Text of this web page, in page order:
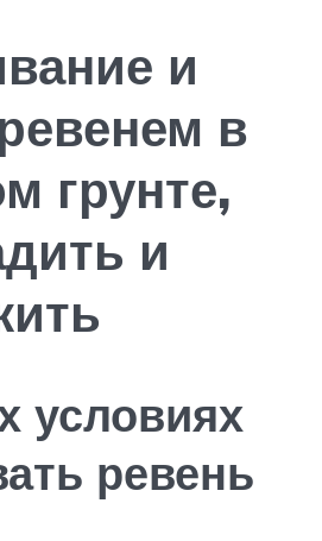
и
в
грунте,
и
условиях
ревень